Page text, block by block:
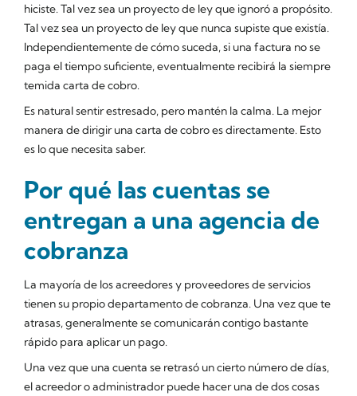
hiciste. Tal vez sea un proyecto de ley que ignoró a propósito.
Tal vez sea un proyecto de ley que nunca supiste que existía.
Independientemente de cómo suceda, si una factura no se
paga el tiempo suficiente, eventualmente recibirá la siempre
temida carta de cobro.
Es natural sentir estresado, pero mantén la calma. La mejor
manera de dirigir una carta de cobro es directamente. Esto
es lo que necesita saber.
Por qué las cuentas se
entregan a una agencia de
cobranza
La mayoría de los acreedores y proveedores de servicios
tienen su propio departamento de cobranza. Una vez que te
atrasas, generalmente se comunicarán contigo bastante
rápido para aplicar un pago.
Una vez que una cuenta se retrasó un cierto número de días,
el acreedor o administrador puede hacer una de dos cosas